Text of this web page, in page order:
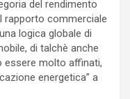
del rendimento
rapporto commerciale
logica globale di
di talchè anche
essere molto affinati,
energetica” a